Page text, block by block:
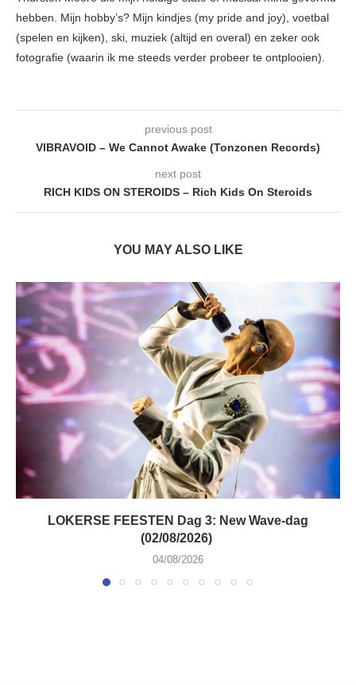
hebben. Mijn hobby’s? Mijn kindjes (my pride and joy), voetbal
(spelen en kijken), ski, muziek (altijd en overal) en zeker ook
fotografie (waarin ik me steeds verder probeer te ontplooien).
previous post
VIBRAVOID – We Cannot Awake (Tonzonen Records)
next post
RICH KIDS ON STEROIDS – Rich Kids On Steroids
YOU MAY ALSO LIKE
LOKERSE FEESTEN Dag 3: New Wave-dag
(02/08/2026)
04/08/2026